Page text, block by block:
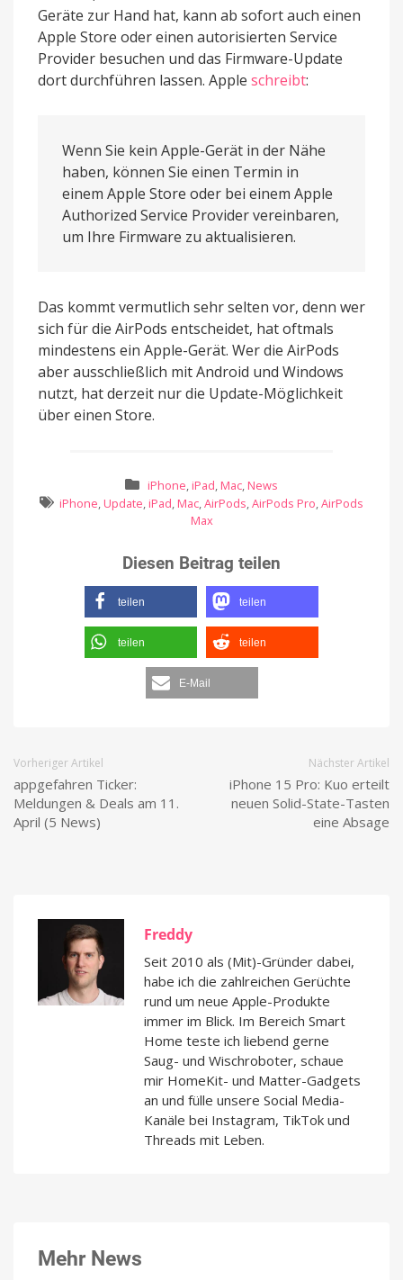
Geräte zur Hand hat, kann ab sofort auch einen
Apple Store oder einen autorisierten Service
Provider besuchen und das Firmware-Update
dort durchführen lassen. Apple schreibt:
Wenn Sie kein Apple-Gerät in der Nähe
haben, können Sie einen Termin in
einem Apple Store oder bei einem Apple
Authorized Service Provider vereinbaren,
um Ihre Firmware zu aktualisieren.
Das kommt vermutlich sehr selten vor, denn wer
sich für die AirPods entscheidet, hat oftmals
mindestens ein Apple-Gerät. Wer die AirPods
aber ausschließlich mit Android und Windows
nutzt, hat derzeit nur die Update-Möglichkeit
über einen Store.
iPhone, iPad, Mac, News
iPhone, Update, iPad, Mac,AirPods,AirPods Pro,AirPods
Max
Diesen Beitrag teilen
teilen teilen
teilen teilen
E-Mail
Vorheriger Artikel
appgefahren Ticker:
Meldungen & Deals am 11.
April (5 News)
Nächster Artikel
iPhone 15 Pro: Kuo erteilt
neuen Solid-State-Tasten
eine Absage
Freddy
Seit 2010 als (Mit)-Gründer dabei,
habe ich die zahlreichen Gerüchte
rund um neue Apple-Produkte
immer im Blick. Im Bereich Smart
Home teste ich liebend gerne
Saug- und Wischroboter, schaue
mir HomeKit- und Matter-Gadgets
an und fülle unsere Social Media-
Kanäle bei Instagram, TikTok und
Threads mit Leben.
Mehr News